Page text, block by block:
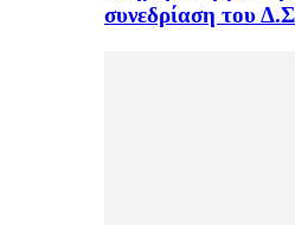
συνεδρίαση του